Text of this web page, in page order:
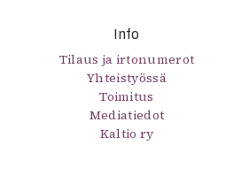
Info
Tilaus ja irtonumerot
Yhteistyössä
Toimitus
Mediatiedot
Kaltio ry